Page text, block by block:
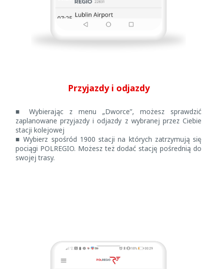
Przyjazdy i odjazdy
■ Wybierając z menu „Dworce”, możesz sprawdzić
zaplanowane przyjazdy i odjazdy z wybranej przez Ciebie
stacji kolejowej
■ Wybierz spośród 1900 stacji na których zatrzymują się
pociągi POLREGIO. Możesz też dodać stację pośrednią do
swojej trasy.